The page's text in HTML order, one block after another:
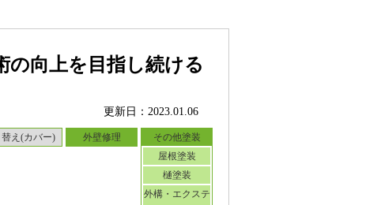
の向上を目指し続ける
更新日：2023.01.06
え(カバー) 外壁修理
その他塗装
屋根塗装
樋塗装
外構・エクステ